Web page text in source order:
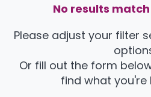
No results
Please adjust your filter
Or fill out the form
find what you're